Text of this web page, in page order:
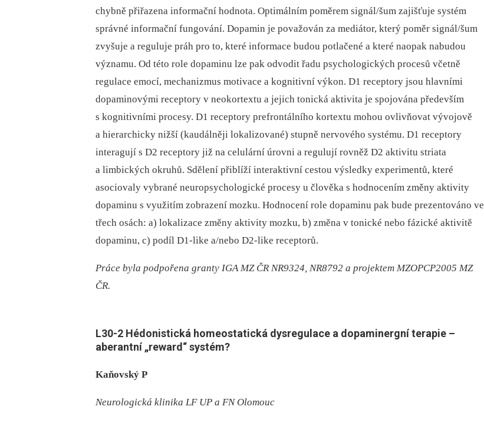
chybně přiřazena informační hodnota. Optimálním poměrem signál/šum zajišťuje systém
správné informační fungování. Dopamin je považován za mediátor, který poměr signál/šum
zvyšuje a reguluje práh pro to, které informace budou potlačené a které naopak nabudou
významu. Od této role dopaminu lze pak odvodit řadu psychologických procesů včetně
regulace emocí, mechanizmus motivace a kognitivní výkon. D1 receptory jsou hlavními
dopaminovými receptory v neokortextu a jejich tonická aktivita je spojována především
s kognitivními procesy. D1 receptory prefrontálního kortextu mohou ovlivňovat vývojově
a hierarchicky nižší (kaudálněji lokalizované) stupně nervového systému. D1 receptory
interagují s D2 receptory již na celulární úrovni a regulují rovněž D2 aktivitu striata
a limbických okruhů. Sdělení přiblíží interaktivní cestou výsledky experimentů, které
asociovaly vybrané neuropsychologické procesy u člověka s hodnocením změny aktivity
dopaminu s využitím zobrazení mozku. Hodnocení role dopaminu pak bude prezentováno ve
třech osách: a) lokalizace změny aktivity mozku, b) změna v tonické nebo fázické aktivitě
dopaminu, c) podíl D1‑like a/nebo D2‑like receptorů.
Práce byla podpořena granty IGA MZ ČR NR9324, NR8792 a projektem MZOPCP2005 MZ
ČR.
L30-2 Hédonistická homeostatická dysregulace a dopaminergní terapie –
aberantní „reward“ systém?
Kaňovský P
Neurologická klinika LF UP a FN Olomouc